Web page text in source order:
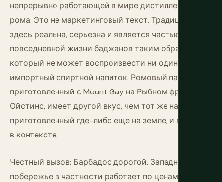
непрерывно работающей в мире дистиллерией
рома. Это не маркетинговый текст. Традиция рома
здесь реальна, серьезна и является частью
повседневной жизни баджанов таким образом,
который не может воспроизвести ни один
импортный спиртной напиток. Ромовый панч,
приготовленный с Mount Gay на Рыбном фри
Ойстинс, имеет другой вкус, чем тот же напиток,
приготовленный где-либо еще на земле, и причина
в контексте.
Честный вызов: Барбадос дорогой. Западное
побережье в частности работает по ценам,